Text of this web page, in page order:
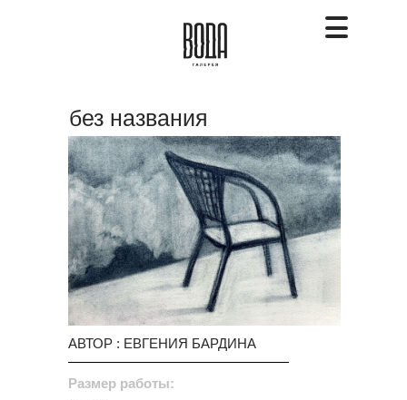
без названия
Размер работы:
АВТОР : ЕВГЕНИЯ БАРДИНА